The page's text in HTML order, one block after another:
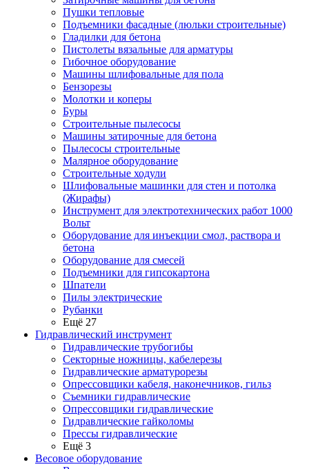
Пушки тепловые
Подъемники фасадные (люльки строительные)
Гладилки для бетона
Пистолеты вязальные для арматуры
Гибочное оборудование
Машины шлифовальные для пола
Бензорезы
Молотки и коперы
Буры
Строительные пылесосы
Машины затирочные для бетона
Пылесосы строительные
Малярное оборудование
Строительные ходули
Шлифовальные машинки для стен и потолка
(Жирафы)
Инструмент для электротехнических работ 1000
Вольт
Оборудование для инъекции смол, раствора и
бетона
Оборудование для смесей
Подъемники для гипсокартона
Шпатели
Пилы электрические
Рубанки
Ещё 27
Гидравлический инструмент
Гидравлические трубогибы
Секторные ножницы, кабелерезы
Гидравлические арматурорезы
Опрессовщики кабеля, наконечников, гильз
Съемники гидравлические
Опрессовщики гидравлические
Гидравлические гайколомы
Прессы гидравлические
Ещё 3
Весовое оборудование